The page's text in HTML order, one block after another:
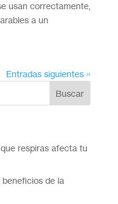
usan correctamente,
a un
Entradas siguientes »
respiras afecta tu
de la